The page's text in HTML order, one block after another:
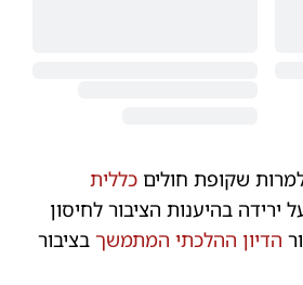
שקופת חולים כללית
על ירידה בהיענות הציבור לחיסון
הדיון ההלכתי המתמשךבציבור